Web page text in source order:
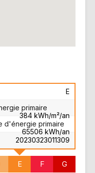
E
primaire
384 kWh/m²/an
d'énergie primaire
65506 kWh/an
20230323011309
E F G